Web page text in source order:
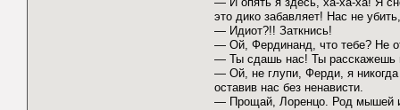
это дико забавляет! Нас не
— Идиот?!! Заткнись!
— Ой, Фердинанд, что тебе? Не
— Ты сдашь нас! Ты расскажешь
— Ой, не глупи, Ферди, я
оставив нас без ненависти.
— Прощай, Лоренцо. Род мышей